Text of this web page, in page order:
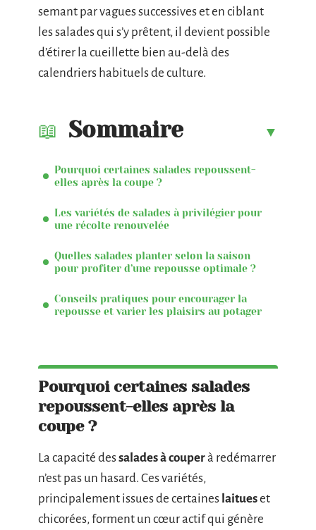
semant par vagues successives et en ciblant
les salades qui s’y prêtent, il devient possible
d’étirer la cueillette bien au-delà des
calendriers habituels de culture.
Sommaire
Pourquoi certaines salades repoussent-
elles après la coupe ?
Les variétés de salades à privilégier pour
une récolte renouvelée
Quelles salades planter selon la saison
pour profiter d’une repousse optimale ?
Conseils pratiques pour encourager la
repousse et varier les plaisirs au potager
Pourquoi certaines salades
repoussent-elles après la
coupe ?
La capacité dessalades à couperà redémarrer
n’est pas un hasard. Ces variétés,
principalement issues de certaines laitueset
chicorées, forment un cœur actif qui génère